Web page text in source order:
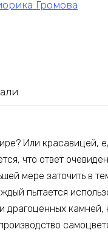
Громова
Или красавицей,
что ответ
мере заточить в
пытается
драгоценных камней,